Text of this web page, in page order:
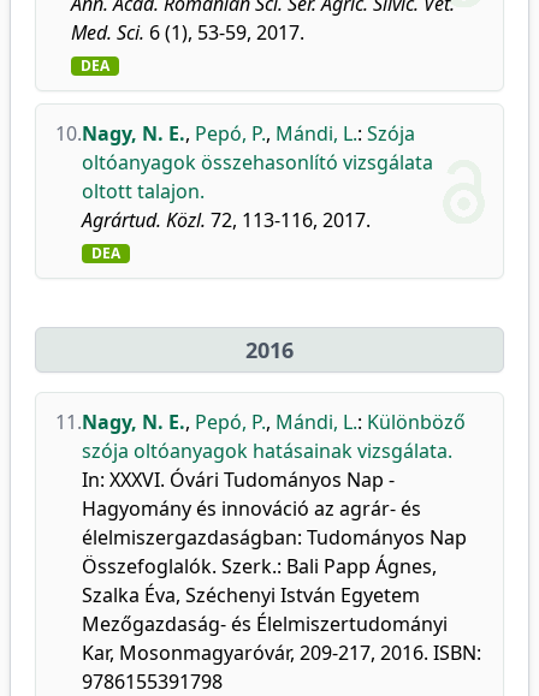
Med. Sci. 6 (1), 53-59, 2017.
DEA
10.Nagy, N. E., Pepó, P., Mándi, L.: Szója
oltóanyagok összehasonlító vizsgálata
oltott talajon.
Agrártud. Közl. 72, 113-116, 2017.
DEA
2016
11.Nagy, N. E., Pepó, P., Mándi, L.: Különböző
szója oltóanyagok hatásainak vizsgálata.
In: XXXVI. Óvári Tudományos Nap -
Hagyomány és innováció az agrár- és
élelmiszergazdaságban: Tudományos Nap
Összefoglalók. Szerk.: Bali Papp Ágnes,
Szalka Éva, Széchenyi István Egyetem
Mezőgazdaság- és Élelmiszertudományi
Kar, Mosonmagyaróvár, 209-217, 2016. ISBN:
9786155391798